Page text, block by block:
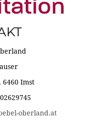
6460 Imst
oberland.at